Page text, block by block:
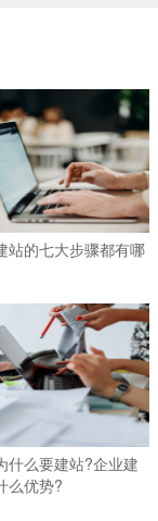
站的七大步骤都有哪
什么要建站?企业建
么优势?